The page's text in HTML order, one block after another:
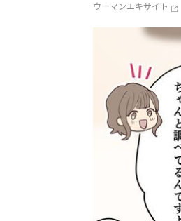
ウーマンエキサイト